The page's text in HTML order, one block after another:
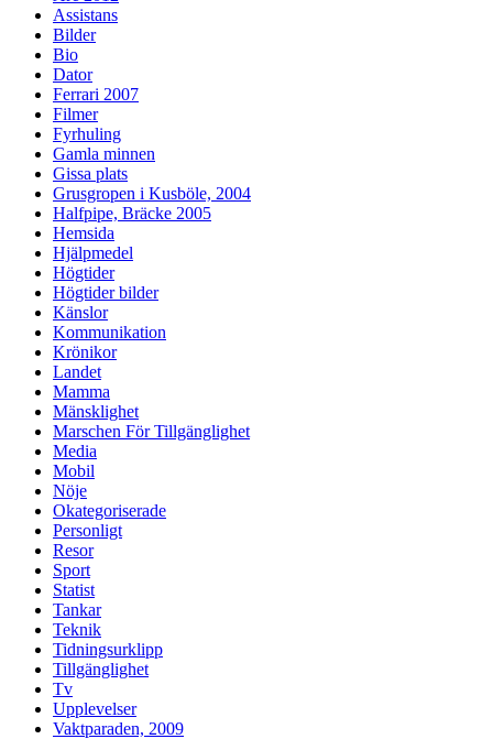
Assistans
Bilder
Bio
Dator
Ferrari 2007
Filmer
Fyrhuling
Gamla minnen
Gissa plats
Grusgropen i Kusböle, 2004
Halfpipe, Bräcke 2005
Hemsida
Hjälpmedel
Högtider
Högtider bilder
Känslor
Kommunikation
Krönikor
Landet
Mamma
Mänsklighet
Marschen För Tillgänglighet
Media
Mobil
Nöje
Okategoriserade
Personligt
Resor
Sport
Statist
Tankar
Teknik
Tidningsurklipp
Tillgänglighet
Tv
Upplevelser
Vaktparaden, 2009